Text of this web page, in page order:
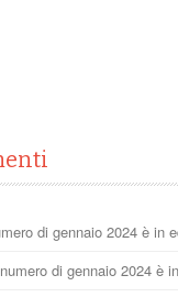
di gennaio 2024 è in
di gennaio 2024 è